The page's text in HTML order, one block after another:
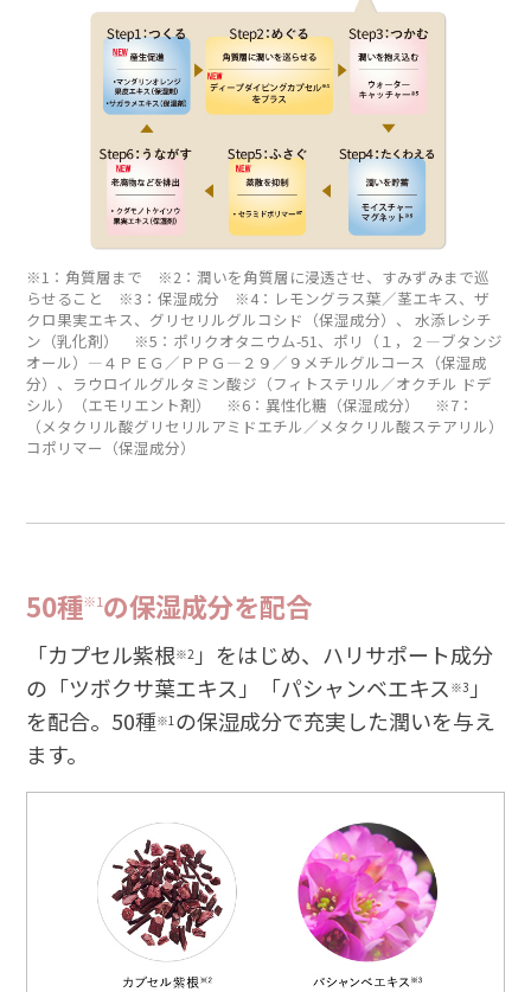
※1：角質層まで ※2：潤いを角質層に浸透させ、すみずみまで巡
らせること ※3：保湿成分 ※4：レモングラス葉／茎エキス、ザ
クロ果実エキス、グリセリルグルコシド（保湿成分）、 水添レシチ
ン（乳化剤） ※5：ポリクオタニウム-51、ポリ（１，２―ブタンジ
オール）―４ＰＥＧ／ＰＰＧ―２９／９メチルグルコース（保湿成
分）、ラウロイルグルタミン酸ジ（フィトステリル／オクチル ドデ
シル）（エモリエント剤） ※6：異性化糖（保湿成分） ※7：
（メタクリル酸グリセリルアミドエチル／メタクリル酸ステアリル）
コポリマー（保湿成分）
50種※1の保湿成分を配合
「カプセル紫根※2 」をはじめ、ハリサポート成分
の「ツボクサ葉エキス」「パシャンベエキス ※3 」
を配合。50種※1 の保湿成分で充実した潤いを与え
ます。